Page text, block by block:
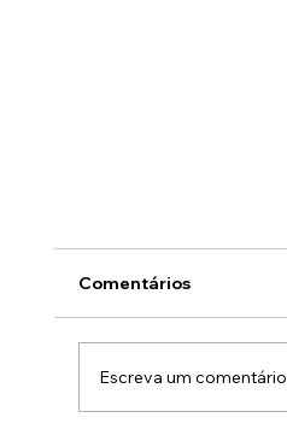
Comentários
Escreva um comentário